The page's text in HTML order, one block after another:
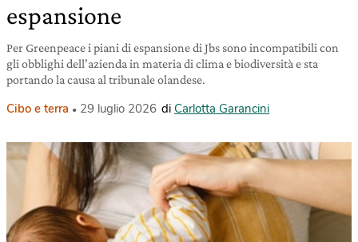
espansione
Per Greenpeace i piani di espansione di Jbs sono incompatibili con
gli obblighi dell’azienda in materia di clima e biodiversità e sta
portando la causa al tribunale olandese.
Cibo e terra 29 luglio 2026 di Carlotta Garancini